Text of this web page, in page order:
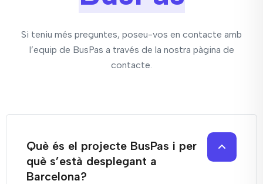
Si teniu més preguntes, poseu-vos en contacte amb
l’equip de BusPas a través de la nostra pàgina de
contacte.
Què és el projecte BusPas i per
què s’està desplegant a
Barcelona?